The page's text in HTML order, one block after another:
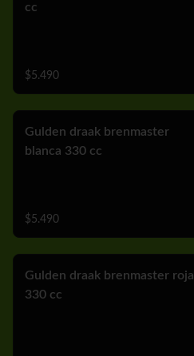
cc
$5.490
Gulden draak brenmaster
blanca 330 cc
$5.490
Gulden draak brenmaster roja
330 cc